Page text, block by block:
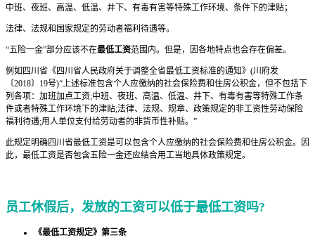
中班、夜班、高温、低温、井下、有毒有害等特殊工作环境、条件下的津贴；
法律、法规和国家规定的劳动者福利待遇等。
“五险一金”部分应该不在最低工资范围内。但是，因各地特点也会存在偏差。
例如四川省《四川省人民政府关于调整全省最低工资标准的通知》(川府发
〔2018〕19号)“上述标准包含个人应缴纳的社会保险费和住房公积金，但不包括下
列各项：加班加点工资;中班、夜班、高温、低温、井下、有毒有害等特殊工作条
件或者特殊工作环境下的津贴;法律、法规、规章、政策规定的非工资性劳动保险
福利待遇;用人单位支付给劳动者的非货币性补贴。”
此规定明确四川省最低工资是可以包含个人应缴纳的社会保险费和住房公积金。因
此，最低工资是否包含五险一金还应结合用工当地具体政策规定。
员工休假后，发放的工资可以低于最低工资吗?
《最低工资规定》第三条